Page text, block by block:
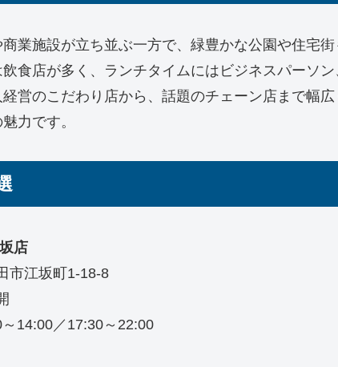
業施設が立ち並ぶ一方で、緑豊かな公園や住宅
食店が多く、ランチタイムにはビジネスパーソ
営のこだわり店から、話題のチェーン店まで幅
力です。
店
市江坂町1-18-8
14:00／17:30～22:00